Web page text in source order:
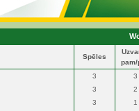
Spēles
pam/
3
3
3
2
3
1